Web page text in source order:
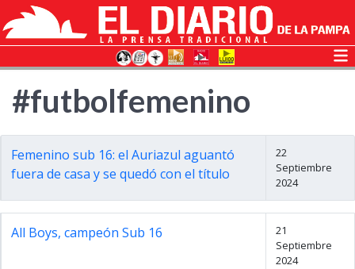
#futbolfemenino
Femenino sub 16: el Auriazul aguantó
fuera de casa y se quedó con el título
22
Septiembre
2024
All Boys, campeón Sub 16
21
Septiembre
2024